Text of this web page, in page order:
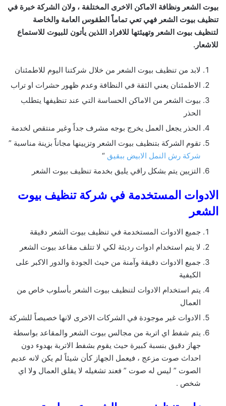
بيوت الشعر ونظافة الاماكن الاخرى المختلفة ، ولان الشركة خبرة في
تنظيف بيوت الشعر فهي تعي تماماً الطقوس العامة والخاصة
لتنظيف بيوت الشعر وتهيئتها للافراد اللذين يأتون للبيوت للاستماع
للاشعار.
لابد من تنظيف بيوت الشعر من خلال شركتنا اليوم للاطمئنان
الاطمئنان يعني الثقة في النظافة وعدم ظهور حشرات او تراب
بيوت الشعر من الاماكن الحساسة التي عند تنظيفها يتطلب
الحذر
الحذر يجعل العمل يخرج بوجه مشرف جداً وغير منتقص لخدمة
تقوم الشركة بتنظيف بيوت الشعر وتزيينها مجاناً بزينة مناسبة ”
شركة رش النمل الابيض ببقيق “
التزيين يتم بشكل راقي يليق بخدمة تنظيف بيوت الشعر
الادوات المستخدمة في شركة تنظيف بيوت
الشعر
جميع الادوات المستخدمة في تنظيف بيوت الشعر دقيقة
لا يتم استخدام ادوات رديئة لكي لا تتلف مقاعد بيوت الشعر
جميع الادوات دقيقة وآمنة من حيث الجودة والدور الاكبر على
الكيفية
يتم استخدام الادوات لتنظيف بيوت الشعر بأسلوب خاص من
العمال
الادوات غير موجودة في الشركات الاخرى لانها خصيصاً للشركة
يتم شفط اي اتربة من مجالس بيوت الشعر والمقاعد بواسطة
جهاز دقيق بنسبة كبيرة حيث يقوم بشفط الاتربة بهدوء دون
احداث صوت مزعج ، فيعمل الجهاز كأن شيئاً لم يكن لانه عديم
الصوت ” ليس له صوت ” فعند تشغيله لا يقلق العمال ولا اي
شخص .